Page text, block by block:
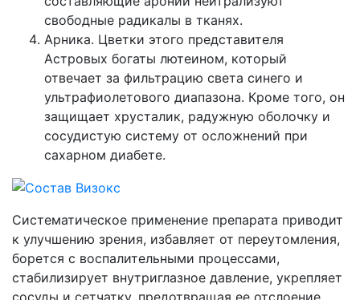
свободные радикалы в тканях.
Арника. Цветки этого представителя
Астровых богаты лютеином, который
отвечает за фильтрацию света синего и
ультрафиолетового диапазона. Кроме того, он
защищает хрусталик, радужную оболочку и
сосудистую систему от осложнений при
сахарном диабете.
Систематическое применение препарата приводит
к улучшению зрения, избавляет от переутомления,
борется с воспалительными процессами,
стабилизирует внутриглазное давление, укрепляет